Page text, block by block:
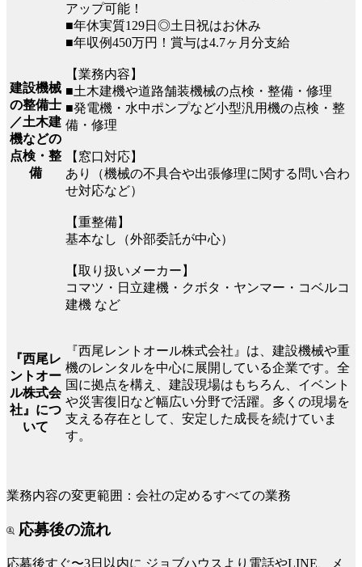
建設機械
の整備士
／土木建
機などの
点検・整
備
アップ可能！
■年休実質129日◎土日祝はお休み
■年収例450万円！賞与は4.7ヶ月分支給
【業務内容】
■土木建機や道路舗装機械の点検・整備・修理
■発電機・水中ポンプなど小型汎用機の点検・整
備・修理
【窓口対応】
あり（機械の不具合や出張修理に関する問い合わ
せ対応など）
【重整備】
基本なし（外部委託が中心）
【取り扱いメーカー】
コマツ・日立建機・クボタ・ヤンマー・コベルコ
建機 など
『西尾レ
ントオー
ル株式会
社』につ
いて
『西尾レントオール株式会社』は、建設機械や重
機のレンタルを中心に展開している企業です。全
国に拠点を構え、建設現場はもちろん、イベント
や災害復旧など幅広い分野で活躍。多くの現場を
支える存在として、安定した成長を続けていま
す。
業務内容の変更範囲：会社の定めるすべての業務
応募後の流れ
応募後すぐ〜3日以内に ジョブハウスより電話やLINE、メ